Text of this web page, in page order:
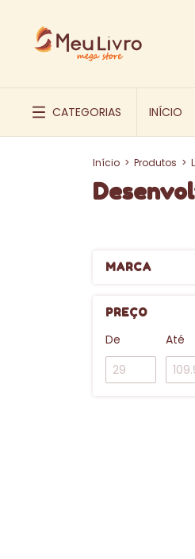
CATEGORIAS INÍCIO
Início > Produtos >
MARCA
PREÇO
De Até